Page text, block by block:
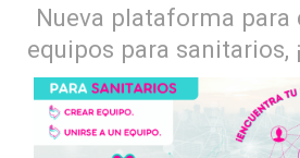
Nueva plataforma para
equipos para sanitarios,